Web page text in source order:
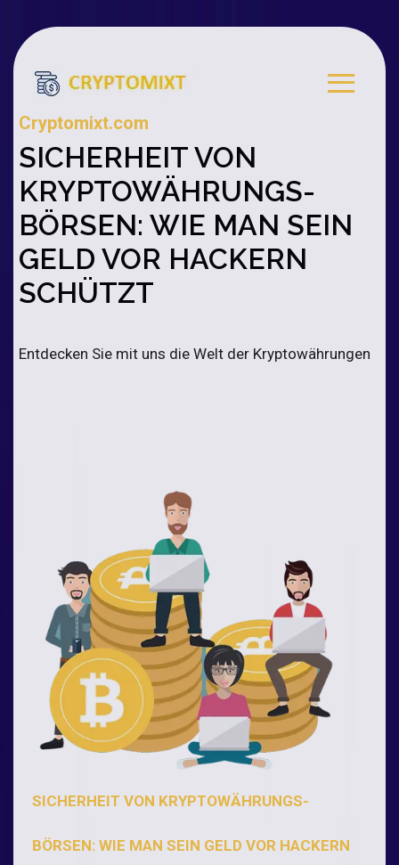
Cryptomixt.com
SICHERHEIT VON
KRYPTOWÄHRUNGS-
BÖRSEN: WIE MAN SEIN
GELD VOR HACKERN
SCHÜTZT
Entdecken Sie mit uns die Welt der Kryptowährungen
SICHERHEIT VON KRYPTOWÄHRUNGS-
BÖRSEN: WIE MAN SEIN GELD VOR HACKERN